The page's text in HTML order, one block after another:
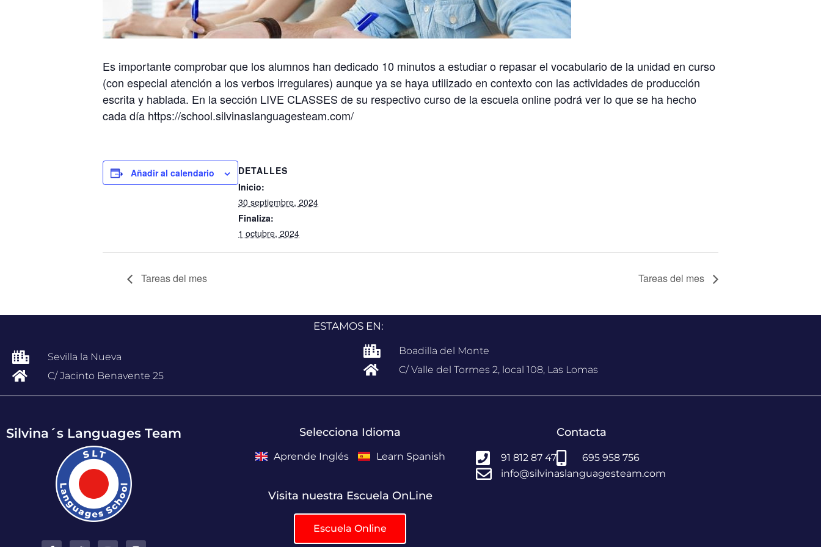
Es importante comprobar que los alumnos han dedicado 10 minutos a estudiar o repasar el vocabulario de la unidad en curso
(con especial atención a los verbos irregulares) aunque ya se haya utilizado en contexto con las actividades de producción
escrita y hablada. En la sección LIVE CLASSES de su respectivo curso de la escuela online podrá ver lo que se ha hecho
cada día https://school.silvinaslanguagesteam.com/
Añadir al calendario
DETALLES
Inicio:
30 septiembre, 2024
Finaliza:
1 octubre, 2024
Tareas del mes Tareas del mes
ESTAMOS EN:
Sevilla la Nueva
C/ Jacinto Benavente 25
Boadilla del Monte
C/ Valle del Tormes 2, local 108, Las Lomas
Silvina´s Languages Team Selecciona Idioma
Aprende Inglés Learn Spanish
Visita nuestra Escuela OnLine
Escuela Online
Contacta
91 812 87 47
695 958 756
info@silvinaslanguagesteam.com